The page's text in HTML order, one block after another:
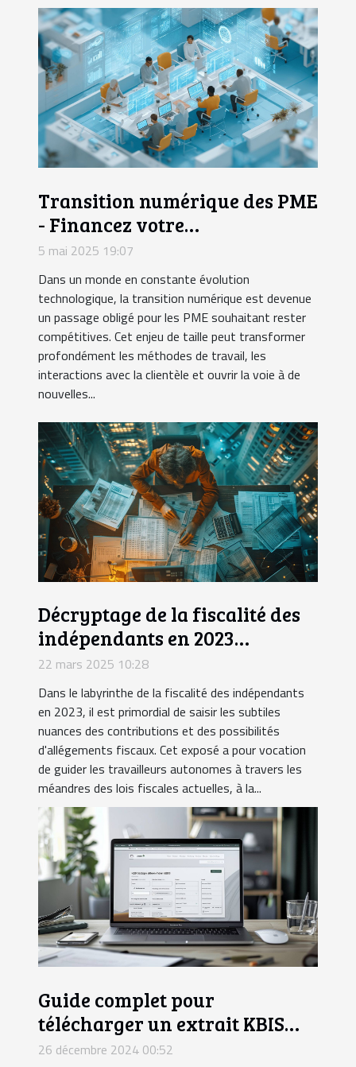
Transition numérique des PME
- Financez votre
transformation digitale
5 mai 2025 19:07
Dans un monde en constante évolution
technologique, la transition numérique est devenue
un passage obligé pour les PME souhaitant rester
compétitives. Cet enjeu de taille peut transformer
profondément les méthodes de travail, les
interactions avec la clientèle et ouvrir la voie à de
nouvelles...
Décryptage de la fiscalité des
indépendants en 2023
Comment optimiser ses
contributions et bénéficier
d'allégements fiscaux
22 mars 2025 10:28
Dans le labyrinthe de la fiscalité des indépendants
en 2023, il est primordial de saisir les subtiles
nuances des contributions et des possibilités
d'allégements fiscaux. Cet exposé a pour vocation
de guider les travailleurs autonomes à travers les
méandres des lois fiscales actuelles, à la...
Guide complet pour
télécharger un extrait KBIS
facilement
26 décembre 2024 00:52